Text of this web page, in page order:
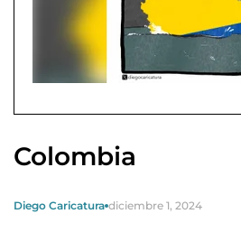
Colombia
Diego Caricatura diciembre 1, 2024